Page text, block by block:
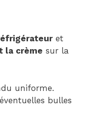
et
la crème sur la
uniforme.
bulles